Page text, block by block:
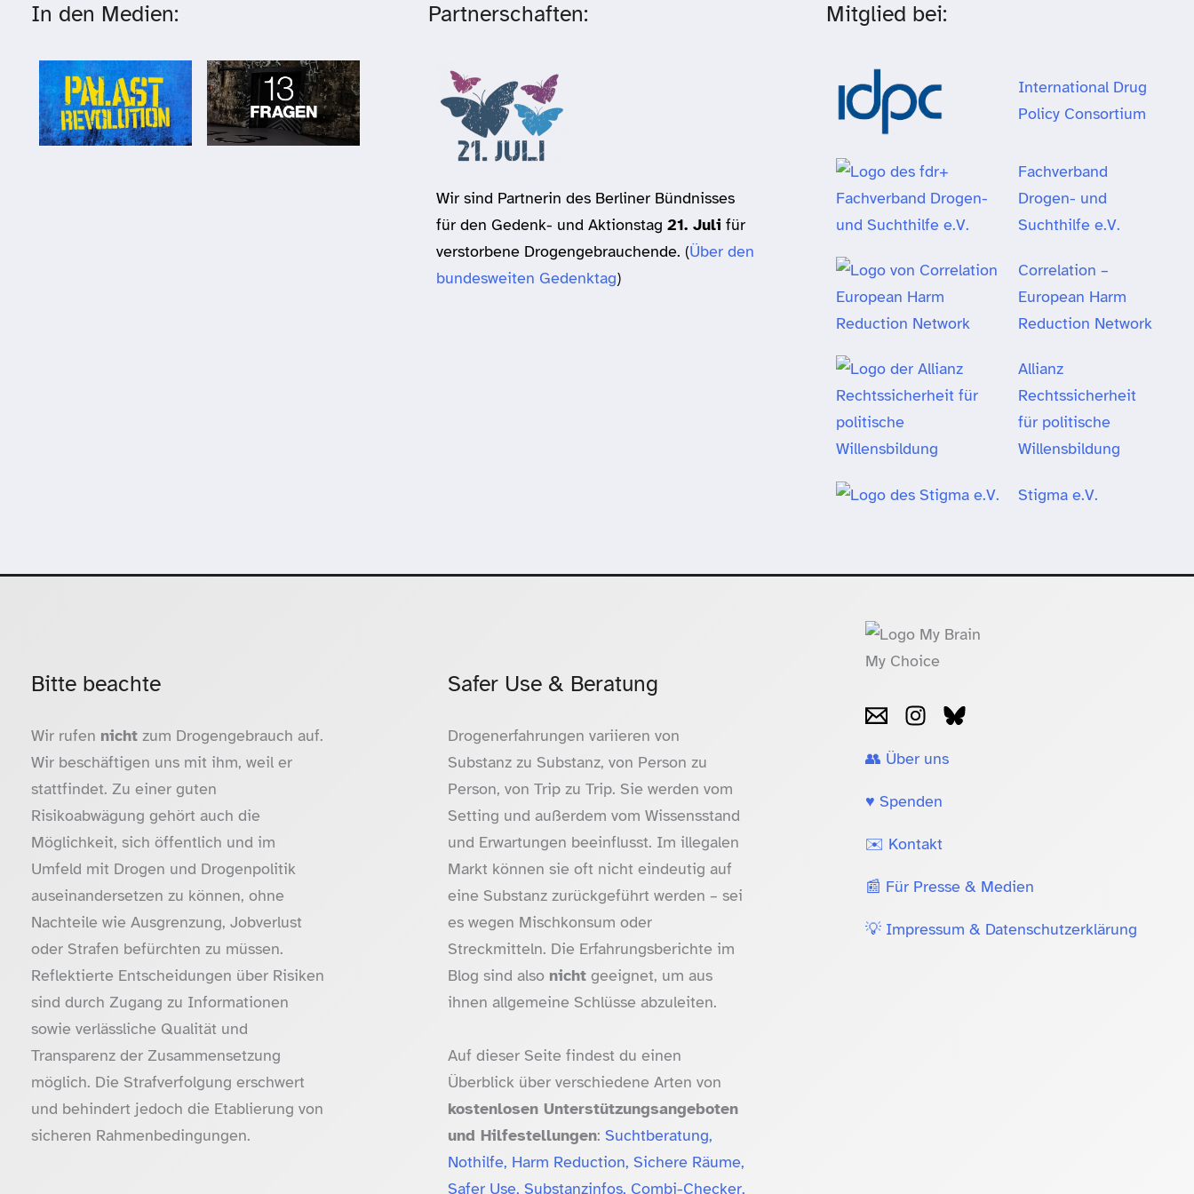
In den Medien: Partnerschaften:
Wir sind Partnerin des Berliner Bündnisses
für den Gedenk- und Aktionstag21. Juli für
verstorbene Drogengebrauchende. (Über den
bundesweiten Gedenktag)
Mitglied bei:
International Drug
Policy Consortium
Fachverband
Drogen- und
Suchthilfe e.V.
Correlation –
European Harm
Reduction Network
Allianz
Rechtssicherheit
für politische
Willensbildung
Stigma e.V.
Bitte beachte
Wir rufen nicht zum Drogengebrauch auf.
Wir beschäftigen uns mit ihm, weil er
stattfindet. Zu einer guten
Risikoabwägung gehört auch die
Möglichkeit, sich öffentlich und im
Umfeld mit Drogen und Drogenpolitik
auseinandersetzen zu können, ohne
Nachteile wie Ausgrenzung, Jobverlust
oder Strafen befürchten zu müssen.
Reflektierte Entscheidungen über Risiken
sind durch Zugang zu Informationen
sowie verlässliche Qualität und
Transparenz der Zusammensetzung
möglich. Die Strafverfolgung erschwert
und behindert jedoch die Etablierung von
sicheren Rahmenbedingungen.
Safer Use & Beratung
Drogenerfahrungen variieren von
Substanz zu Substanz, von Person zu
Person, von Trip zu Trip. Sie werden vom
Setting und außerdem vom Wissensstand
und Erwartungen beeinflusst. Im illegalen
Markt können sie oft nicht eindeutig auf
eine Substanz zurückgeführt werden – sei
es wegen Mischkonsum oder
Streckmitteln. Die Erfahrungsberichte im
Blog sind also nicht geeignet, um aus
ihnen allgemeine Schlüsse abzuleiten.
Auf dieser Seite findest du einen
Überblick über verschiedene Arten von
kostenlosen Unterstützungsangeboten
und Hilfestellungen: Suchtberatung,
Nothilfe, Harm Reduction, Sichere Räume,
Safer Use, Substanzinfos, Combi-Checker,
👥 Über uns
♥️ Spenden
✉️ Kontakt
📰 Für Presse & Medien
💡 Impressum & Datenschutzerklärung